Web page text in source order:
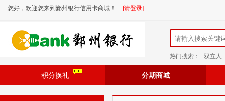
您好，欢迎您来到鄞州银行信用卡商城！ [请登录]
热门搜索： 双立人
积分换礼 分期商城